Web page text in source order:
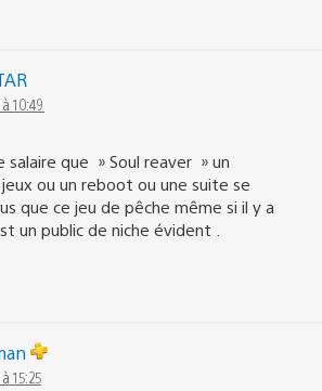
10:49
salaire que » Soul reaver » un
ou un reboot ou une suite se
que ce jeu de pêche même si il y a
un public de niche évident .
15:25